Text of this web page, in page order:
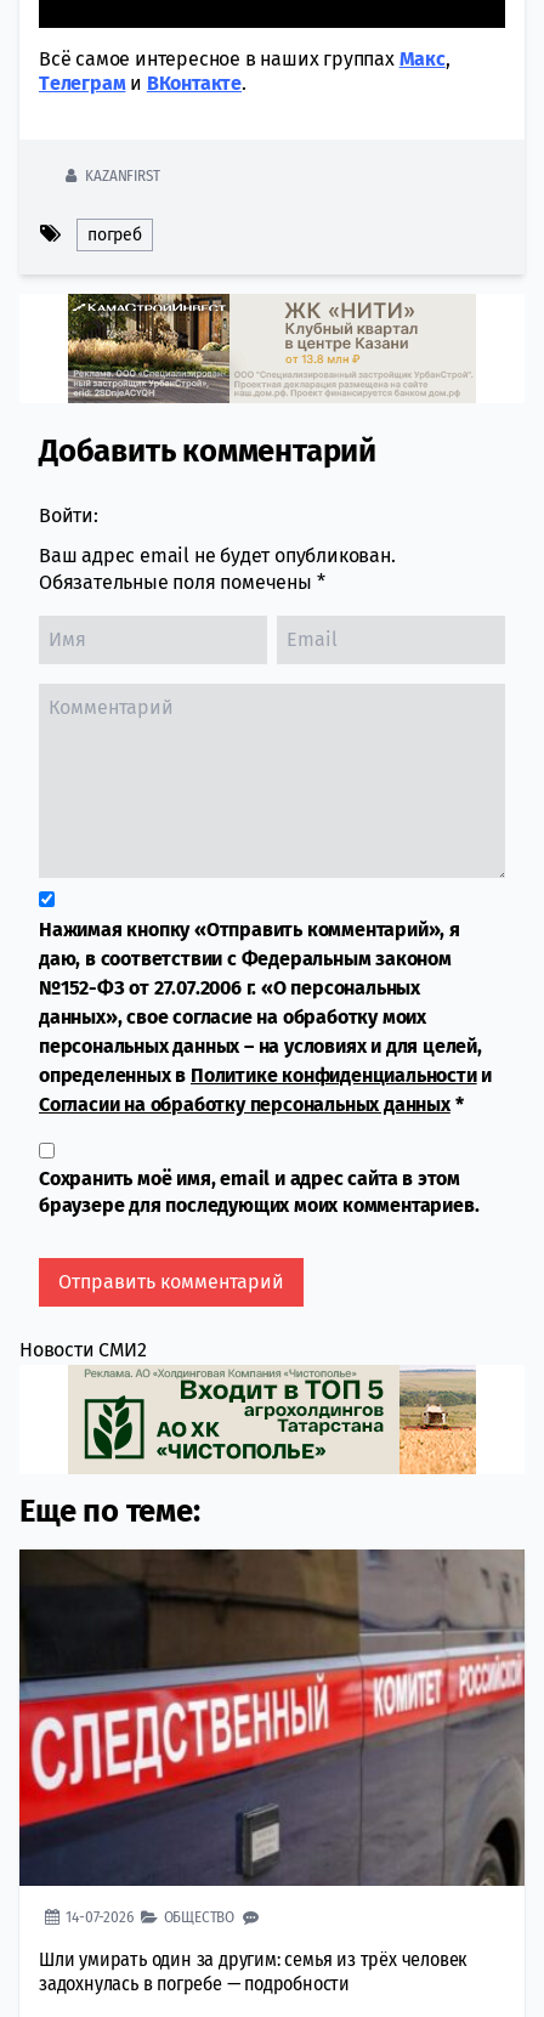
Всё самое интересное в наших группах Макс,
Tелеграми ВКонтакте.
KAZANFIRST
погреб
Comment section
Добавить комментарий
Войти:
Ваш адрес email не будет опубликован.
Обязательные поля помечены *
Нажимая кнопку «Отправить комментарий», я
даю, в соответствии с Федеральным законом
№152-ФЗ от 27.07.2006 г. «О персональных
данных», свое согласие на обработку моих
персональных данных – на условиях и для целей,
определенных в Политике конфиденциальностии
Согласии на обработку персональных данных*
Сохранить моё имя, email и адрес сайта в этом
браузере для последующих моих комментариев.
Новости СМИ2
Еще по теме:
14-07-2026 ОБЩЕСТВО
Шли умирать один за другим: семья из трёх человек
задохнулась в погребе — подробности